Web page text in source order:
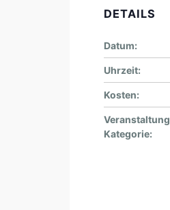
DETAILS
Datum:
Uhrzeit:
Kosten:
Veranstaltung
Kategorie: